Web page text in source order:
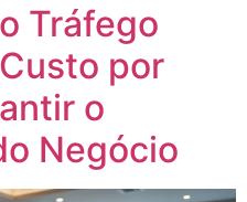
Tráfego
por
o
Negócio